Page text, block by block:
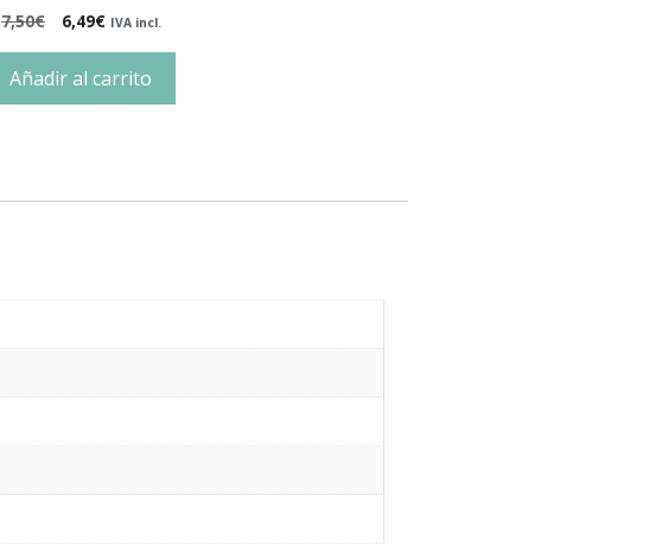
7,50€ 6,49€ IVA incl.
Añadir al carrito